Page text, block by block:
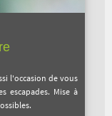
l'occasion de vous
escapades. Mise à